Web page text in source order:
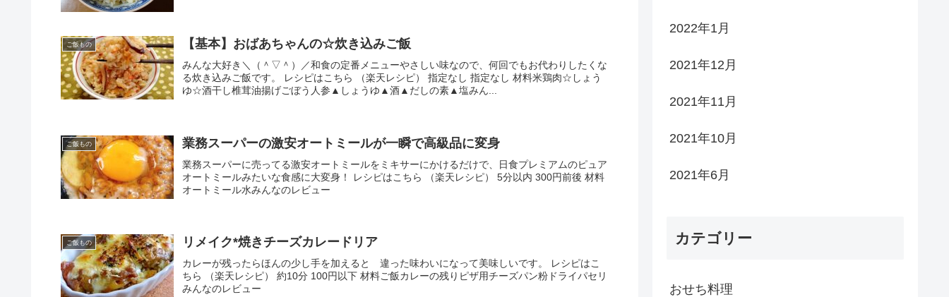
ご飯もの 【基本】おばあちゃんの☆炊き込みご飯
みんな大好き＼（＾▽＾）／和食の定番メニューやさしい味なので、何回でもお代わりしたくな
る炊き込みご飯です。 レシピはこちら （楽天レシピ） 指定なし 指定なし 材料米鶏肉☆しょう
ゆ☆酒干し椎茸油揚げごぼう人参▲しょうゆ▲酒▲だしの素▲塩みん...
ご飯もの 業務スーパーの激安オートミールが一瞬で高級品に変身
業務スーパーに売ってる激安オートミールをミキサーにかけるだけで、日食プレミアムのピュア
オートミールみたいな食感に大変身！ レシピはこちら （楽天レシピ） 5分以内 300円前後 材料
オートミール水みんなのレビュー
ご飯もの リメイク*焼きチーズカレードリア
カレーが残ったらほんの少し手を加えると 違った味わいになって美味しいです。 レシピはこ
ちら （楽天レシピ） 約10分 100円以下 材料ご飯カレーの残りピザ用チーズパン粉ドライパセリ
みんなのレビュー
2022年1月
2021年12月
2021年11月
2021年10月
2021年6月
カテゴリー
おせち料理